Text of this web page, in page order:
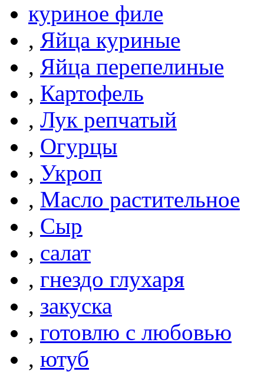
куриное филе
, Яйца куриные
, Яйца перепелиные
, Картофель
, Лук репчатый
, Огурцы
, Укроп
, Масло растительное
, Сыр
, салат
, гнездо глухаря
, закуска
, готовлю с любовью
, ютуб